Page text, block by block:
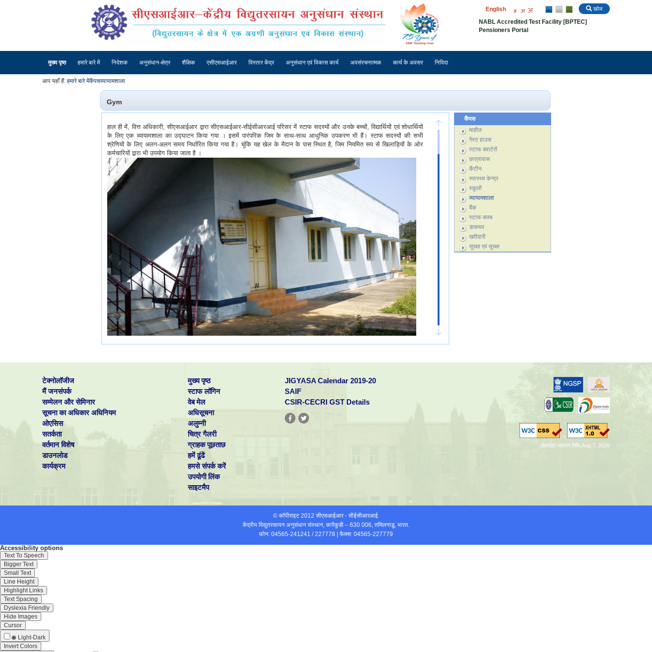
खोज
English
NABL Accredited Test Facility [BPTEC]
Pensioners Portal
मुख्य पृष्ठ हमारे बारे में निदेशक अनुसंधान-क्षेत्र शैक्षिक एसीएसआईआर विस्तार केंद्र अनुसंधान एवं विकास कार्य अवसंरचनात्मक कार्य के अवसर निविदा
आप यहाँ हैं: हमारे बारे मेंकैंपसव्यायामशाला
Gym
हाल ही में, वित्त अधिकारी, सीएसआईआर द्वारा सीएसआईआर-सीईसीआरआई परिसर में स्टाफ सदस्यों और उनके बच्चों, विद्यार्थियों एवं शोधार्थियों
के लिए एक व्यायामशाला का उद्घाटन किया गया । इसमें पारंपरिक जिम के साथ-साथ आधुनिक उपकरण भी हैं। स्टाफ सदस्यों की सभी
श्रेणियों के लिए अलग-अलग समय निर्धारित किया गया है। चूंकि यह खेल के मैदान के पास स्थित है, जिम नियमित रूप से खिलाड़ियों के ओर
कर्मचारियों द्वारा भी उपयोग किया जाता है ।
कैंपस
माहौल
गेस्ट हाउस
स्टाफ क्वार्टरों
छात्रावास
कैंटीन
स्वास्थ्य केन्द्र
स्कूलों
व्यायामशाला
बैंक
स्टाफ क्लब
डाकघर
खरीदारी
सुरक्षा एवं सुरक्षा
टेक्नोलॉजीज
मैं जनसंपर्क
सम्मेलन और सेमिनार
सूचना का अधिकार अधिनियम
ओएसिस
सतर्कता
वर्तमान विशेष
डाउनलोड
कार्यक्रम
मुख्य पृष्ठ
स्टाफ लॉगिन
वेब मेल
अधिसूचना
अलुम्नी
चित्र गैलरी
ग्राहक पूछताछ
हमें ढूंढें
हमसे संपर्क करें
उपयोगी लिंक
साइटमैप
JIGYASA Calendar 2019-20
SAIF
CSIR-CECRI GST Details
वेबसाइट अद्यतन तिथि Aug 7, 2026
© कॉपीराइट 2012 सीएसआईआर - सीईसीआरआई.
केंद्रीय विद्युतरसायन अनुसंधान संस्थान, कारैकुडी – 630 006, तमिलनाडु, भारत.
फ़ोन: 04565-241241 / 227778 | फैक्स: 04565-227779
Accessibility options
Text To Speech
Bigger Text
Small Text
Line Height
Highlight Links
Text Spacing
Dyslexia Friendly
Hide Images
Cursor
Light-Dark
Invert Colors